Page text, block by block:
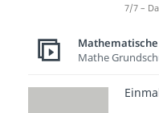
7/7 –
Mathe